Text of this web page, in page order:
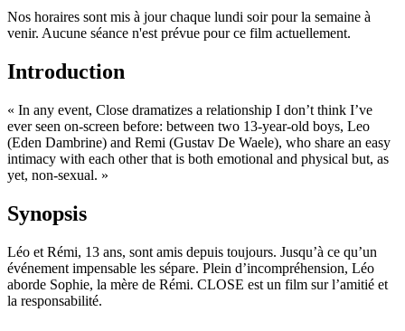
Nos horaires sont mis à jour chaque lundi soir pour la semaine à
venir. Aucune séance n'est prévue pour ce film actuellement.
Introduction
« In any event, Close dramatizes a relationship I don’t think I’ve
ever seen on-screen before: between two 13-year-old boys, Leo
(Eden Dambrine) and Remi (Gustav De Waele), who share an easy
intimacy with each other that is both emotional and physical but, as
yet, non-sexual. »
Synopsis
Léo et Rémi, 13 ans, sont amis depuis toujours. Jusqu’à ce qu’un
événement impensable les sépare. Plein d’incompréhension, Léo
aborde Sophie, la mère de Rémi. CLOSE est un film sur l’amitié et
la responsabilité.